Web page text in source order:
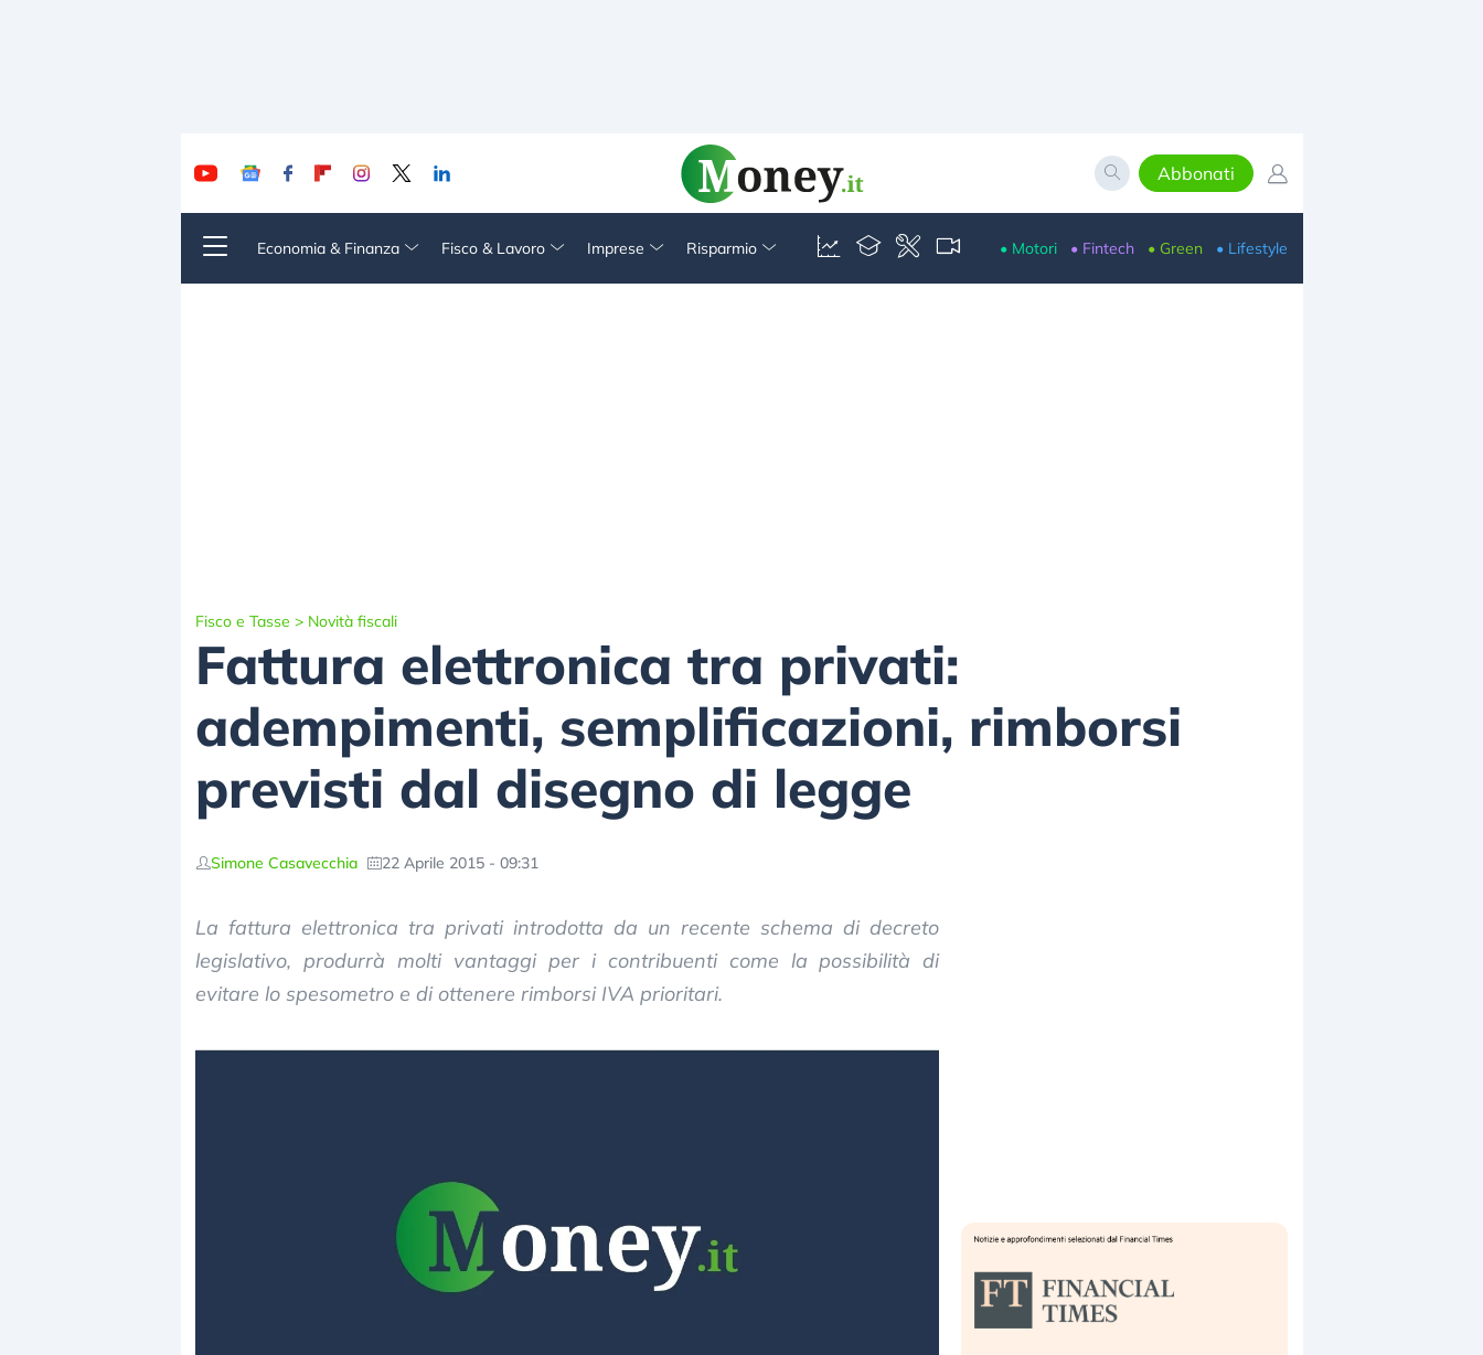
Abbonati
Economia & Finanza Fisco & Lavoro Imprese Risparmio • Motori • Fintech • Green • Lifestyle
Fisco e Tasse > Novità fiscali
Fattura elettronica tra privati:
adempimenti, semplificazioni, rimborsi
previsti dal disegno di legge
Simone Casavecchia 22 Aprile 2015 - 09:31
La fattura elettronica tra privati introdotta da un recente schema di decreto
legislativo, produrrà molti vantaggi per i contribuenti come la possibilità di
evitare lo spesometro e di ottenere rimborsi IVA prioritari.